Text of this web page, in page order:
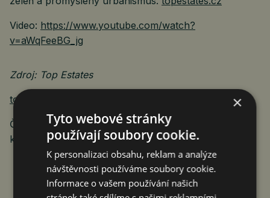
Video: https://www.youtube.com/watch?
v=aWqFeeBG_jg
Zdroj: Top Estates
topestates.cz
ČTK Connect ke zprávě vydává obrazovou přílohu,
která je k dispozici na adrese https://www.protext.cz
×
Tyto webové stránky
používají soubory cookie.
K personalizaci obsahu, reklam a analýze
návštěvnosti používáme soubory cookie.
Informace o vašem používání našich